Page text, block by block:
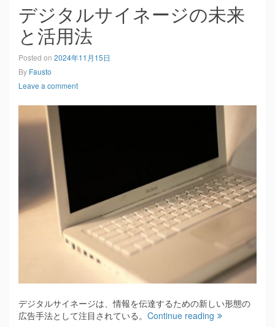
デジタルサイネージの未来
と活用法
Posted on 2024年11月15日
By Fausto
Leave a comment
デジタルサイネージは、情報を伝達するための新しい形態の
広告手法として注目されている。 Continue reading